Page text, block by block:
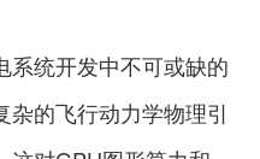
统开发中不可或缺的
的飞行动力学物理引